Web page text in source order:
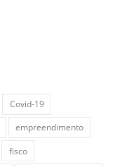
Covid-19
empreendimento
fisco